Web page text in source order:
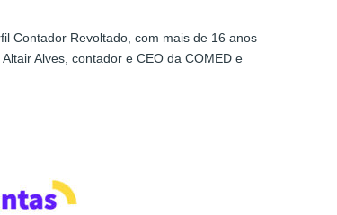
Contador Revoltado, com mais de 16 anos
Alves, contador e CEO da COMED e